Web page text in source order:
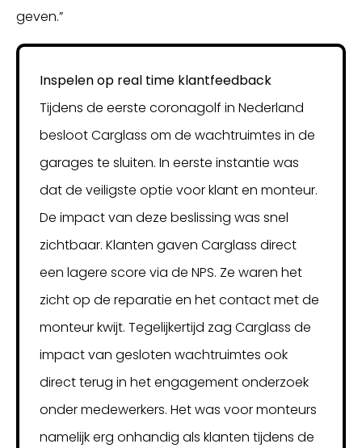
geven.”
Inspelen op real time klantfeedback
Tijdens de eerste coronagolf in Nederland
besloot Carglass om de wachtruimtes in de
garages te sluiten. In eerste instantie was
dat de veiligste optie voor klant en monteur.
De impact van deze beslissing was snel
zichtbaar. Klanten gaven Carglass direct
een lagere score via de NPS. Ze waren het
zicht op de reparatie en het contact met de
monteur kwijt. Tegelijkertijd zag Carglass de
impact van gesloten wachtruimtes ook
direct terug in het engagement onderzoek
onder medewerkers. Het was voor monteurs
namelijk erg onhandig als klanten tijdens de